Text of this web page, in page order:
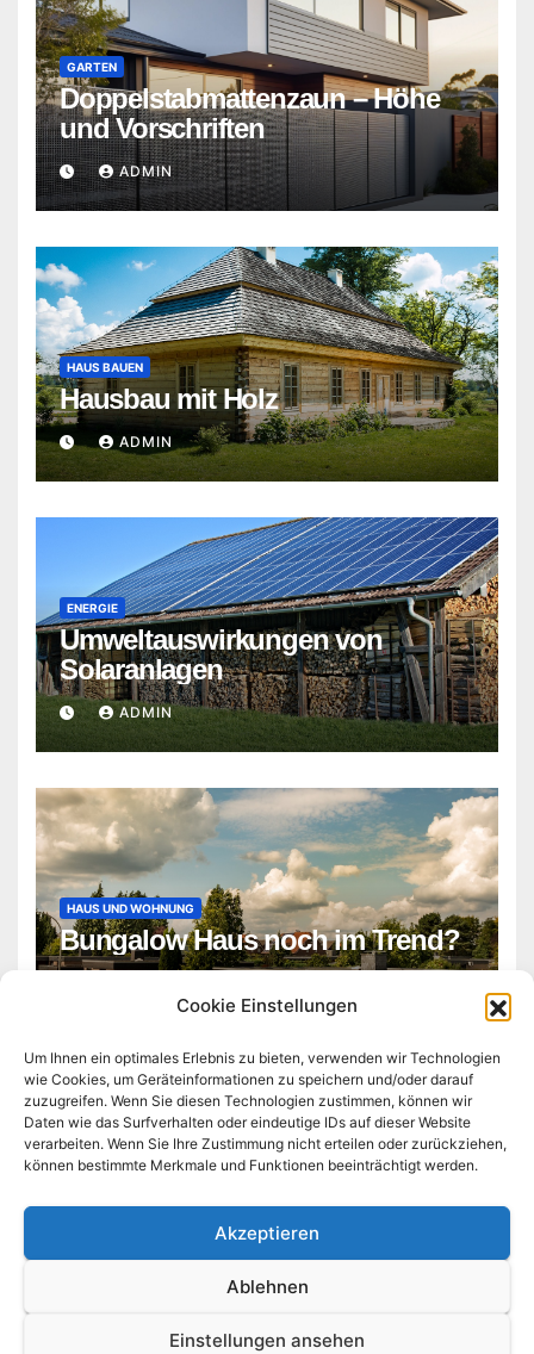
Cookie Einstellungen
Um Ihnen ein optimales Erlebnis zu bieten, verwenden wir Technologien
wie Cookies, um Geräteinformationen zu speichern und/oder darauf
zuzugreifen. Wenn Sie diesen Technologien zustimmen, können wir
Daten wie das Surfverhalten oder eindeutige IDs auf dieser Website
verarbeiten. Wenn Sie Ihre Zustimmung nicht erteilen oder zurückziehen,
können bestimmte Merkmale und Funktionen beeinträchtigt werden.
Akzeptieren
Ablehnen
Einstellungen ansehen
GARTEN
Doppelstabmattenzaun – Höhe
und Vorschriften
ADMIN
HAUS BAUEN
Hausbau mit Holz
ADMIN
ENERGIE
Umweltauswirkungen von
Solaranlagen
ADMIN
HAUS UND WOHNUNG
Bungalow Haus noch im Trend?
technologie-business-tag.de
Stolz präsentiert von WordPress